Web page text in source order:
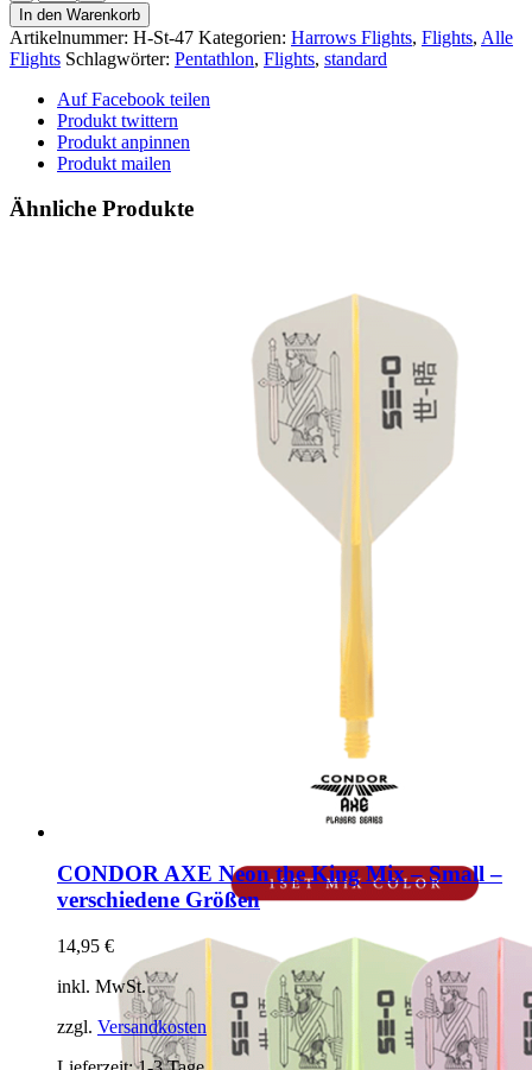
Marathon
-
Standard
blau
Menge
In den Warenkorb
Artikelnummer: H-St-47 Kategorien: Harrows Flights, Flights, Alle
Flights Schlagwörter: Pentathlon, Flights, standard
Auf Facebook teilen
Produkt twittern
Produkt anpinnen
Produkt mailen
Ähnliche Produkte
CONDOR AXE Neon the King Mix – Small –
verschiedene Größen
14,95 €
inkl. MwSt.
zzgl. Versandkosten